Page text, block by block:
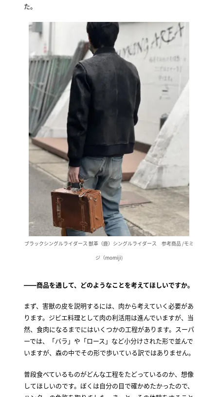
た。
ブラックシングルライダース 獣革（鹿）シングルライダース 参考商品 /モミ
ジ（momiji)
――商品を通して、どのようなことを考えてほしいですか。
まず、害獣の皮を説明するには、肉から考えていく必要があ
ります。ジビエ料理として肉の利活用は進んでいますが、当
然、食肉になるまでにはいくつかの工程があります。スーパ
ーでは、「バラ」や「ロース」など小分けされた形で並んで
いますが、森の中でその形で歩いている訳ではありません。
普段食べているものがどんな工程をたどっているのか、想像
してほしいのです。ぼくは自分の目で確かめたかったので、